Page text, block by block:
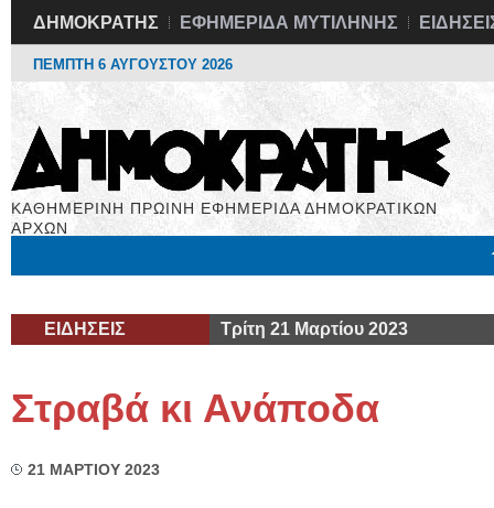
ΔΗΜΟΚΡΑΤΗΣ ΕΦΗΜΕΡΙΔΑ ΜΥΤΙΛΗΝΗΣ
ΠΕΜΠΤΗ 6 ΑΥΓΟΥΣΤΟΥ 2026
ΚΑΘΗΜΕΡΙΝΗ ΠΡΩΙΝΗ ΕΦΗΜΕΡΙΔΑ ΔΗΜΟΚΡΑΤΙΚΩΝ
ΑΡΧΩΝ
ΕΙΔΗΣΕΙΣ Τρίτη 21 Μαρτίου 2023
Στραβά κι Ανάποδα
21 ΜΑΡΤΙΟΥ 2023